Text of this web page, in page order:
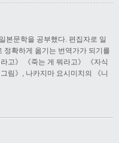
본문학을 공부했다. 편집자로 일
정확하게 옮기는 번역가가 되기를
고》 《죽는 게 뭐라고》 《자식
림》, 나카지마 요시미치의 《니